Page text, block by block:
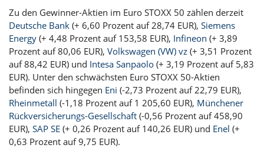
Zu den Gewinner-Aktien im Euro STOXX 50 zählen derzeit
Deutsche Bank (+ 6,60 Prozent auf 28,74 EUR), Siemens
Energy (+ 4,48 Prozent auf 153,58 EUR), Infineon (+ 3,89
Prozent auf 80,06 EUR), Volkswagen (VW) vz (+ 3,51 Prozent
auf 88,42 EUR) und Intesa Sanpaolo (+ 3,19 Prozent auf 5,83
EUR). Unter den schwächsten Euro STOXX 50-Aktien
befinden sich hingegen Eni (-2,73 Prozent auf 22,79 EUR),
Rheinmetall (-1,18 Prozent auf 1 205,60 EUR), Münchener
Rückversicherungs-Gesellschaft (-0,56 Prozent auf 458,90
EUR), SAP SE (+ 0,26 Prozent auf 140,26 EUR) und Enel (+
0,63 Prozent auf 9,75 EUR).